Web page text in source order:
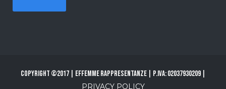
Copyright ©2017 | Effemme Rappresentanze | P.Iva: 02037930209 |
PRIVACY POLICY